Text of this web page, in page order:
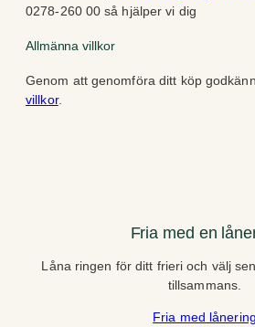
0278-260 00 så hjälper vi dig
Allmänna villkor
Genom att genomföra ditt köp
villkor.
Fria med en
Låna ringen för ditt frieri och välj
tillsammans.
Fria med lånering